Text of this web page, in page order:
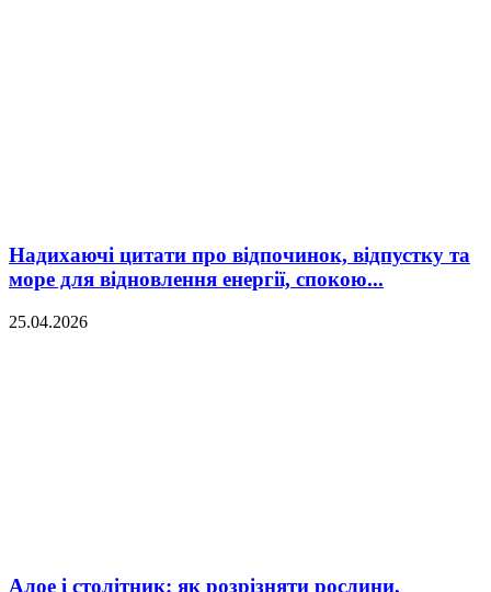
Надихаючі цитати про відпочинок, відпустку та
море для відновлення енергії, спокою...
25.04.2026
Алое і столітник: як розрізняти рослини,